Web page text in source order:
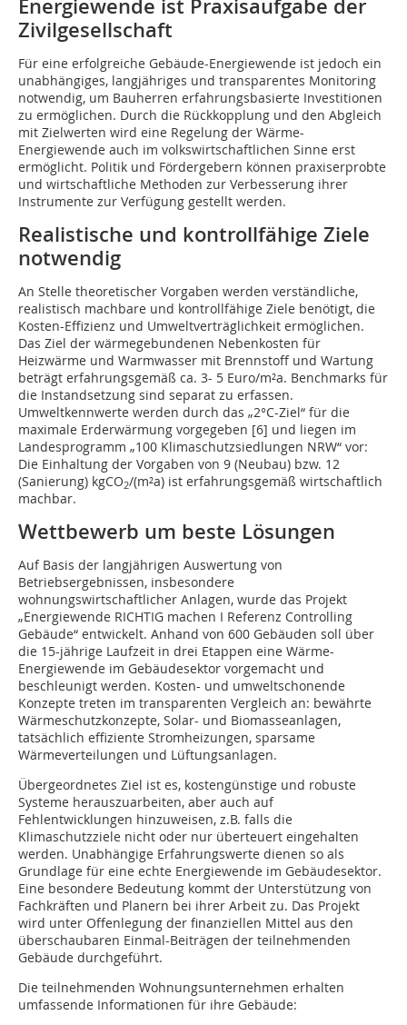
Energiewende ist Praxisaufgabe der
Zivilgesellschaft
Für eine erfolgreiche Gebäude-Energiewende ist jedoch ein
unabhängiges, langjähriges und transparentes Monitoring
notwendig, um Bauherren erfahrungsbasierte Investitionen
zu ermöglichen. Durch die Rückkopplung und den Abgleich
mit Zielwerten wird eine Regelung der Wärme-
Energiewende auch im volkswirtschaftlichen Sinne erst
ermöglicht. Politik und Fördergebern können praxiserprobte
und wirtschaftliche Methoden zur Verbesserung ihrer
Instrumente zur Verfügung gestellt werden.
Realistische und kontrollfähige Ziele
notwendig
An Stelle theoretischer Vorgaben werden verständliche,
realistisch machbare und kontrollfähige Ziele benötigt, die
Kosten-Effizienz und Umweltverträglichkeit ermöglichen.
Das Ziel der wärmegebundenen Nebenkosten für
Heizwärme und Warmwasser mit Brennstoff und Wartung
beträgt erfahrungsgemäß ca. 3- 5 Euro/m²a. Benchmarks für
die Instandsetzung sind separat zu erfassen.
Umweltkennwerte werden durch das „2°C-Ziel“ für die
maximale Erderwärmung vorgegeben [6] und liegen im
Landesprogramm „100 Klimaschutzsiedlungen NRW“ vor:
Die Einhaltung der Vorgaben von 9 (Neubau) bzw. 12
(Sanierung) kgCO2/(m²a) ist erfahrungsgemäß wirtschaftlich
machbar.
Wettbewerb um beste Lösungen
Auf Basis der langjährigen Auswertung von
Betriebsergebnissen, insbesondere
wohnungswirtschaftlicher Anlagen, wurde das Projekt
„Energiewende RICHTIG machen I Referenz Controlling
Gebäude“ entwickelt. Anhand von 600 Gebäuden soll über
die 15-jährige Laufzeit in drei Etappen eine Wärme-
Energiewende im Gebäudesektor vorgemacht und
beschleunigt werden. Kosten- und umweltschonende
Konzepte treten im transparenten Vergleich an: bewährte
Wärmeschutzkonzepte, Solar- und Biomasseanlagen,
tatsächlich effiziente Stromheizungen, sparsame
Wärmeverteilungen und Lüftungsanlagen.
Übergeordnetes Ziel ist es, kostengünstige und robuste
Systeme herauszuarbeiten, aber auch auf
Fehlentwicklungen hinzuweisen, z.B. falls die
Klimaschutzziele nicht oder nur überteuert eingehalten
werden. Unabhängige Erfahrungswerte dienen so als
Grundlage für eine echte Energiewende im Gebäudesektor.
Eine besondere Bedeutung kommt der Unterstützung von
Fachkräften und Planern bei ihrer Arbeit zu. Das Projekt
wird unter Offenlegung der finanziellen Mittel aus den
überschaubaren Einmal-Beiträgen der teilnehmenden
Gebäude durchgeführt.
Die teilnehmenden Wohnungsunternehmen erhalten
umfassende Informationen für ihre Gebäude: